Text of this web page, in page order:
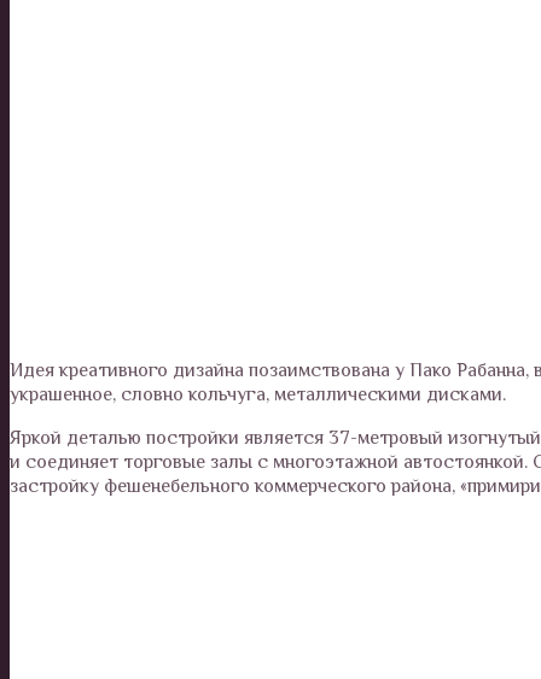
Идея креативного дизайна позаимствована у Пако
украшенное, словно кольчуга, металлическими дисками.
Яркой деталью постройки является 37-метровый
и соединяет торговые залы с многоэтажной
застройку фешенебельного коммерческого района,